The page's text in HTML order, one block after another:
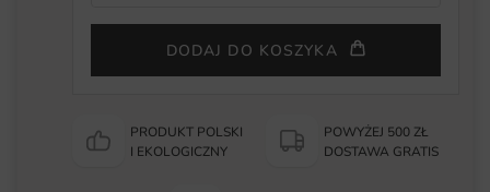
DODAJ DO KOSZYKA
PRODUKT POLSKI
I EKOLOGICZNY
POWYŻEJ 500 ZŁ
DOSTAWA GRATIS